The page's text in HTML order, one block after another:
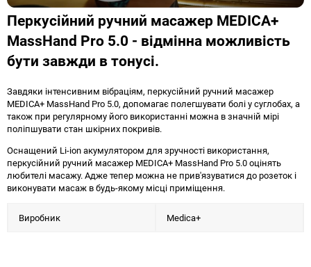
Перкусійний ручний масажер MEDICA+
MassHand Pro 5.0 - відмінна можливість
бути завжди в тонусі.
Завдяки інтенсивним вібраціям, перкусійний ручний масажер
MEDICA+ MassHand Pro 5.0, допомагає полегшувати болі у суглобах, а
також при регулярному його використанні можна в значній мірі
поліпшувати стан шкірних покривів.
Оснащений Li-ion акумулятором для зручності використання,
перкусійний ручний масажер MEDICA+ MassHand Pro 5.0 оцінять
любителі масажу. Адже тепер можна не прив'язуватися до розеток і
виконувати масаж в будь-якому місці приміщення.
Виробник Medica+